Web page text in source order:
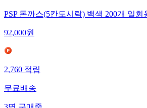
PSP 돈까스(5칸도시락) 백색 200개 일
92,000원
2,760적립
무료배송